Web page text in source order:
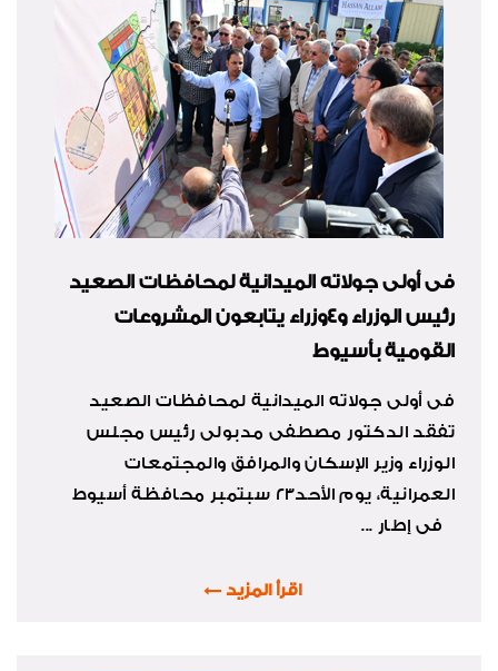
فى أولى جولاته الميدانية لمحافظات الصعيد
رئيس الوزراء و4وزراء يتابعون المشروعات
القومية بأسيوط
فى أولى جولاته الميدانية لمحافظات الصعيد
تفقد الدكتور مصطفى مدبولى رئيس مجلس
الوزراء وزير الإسكان والمرافق والمجتمعات
العمرانية، يوم الأحد23 سبتمبر محافظة أسيوط
فى إطار ...
اقرأ المزيد